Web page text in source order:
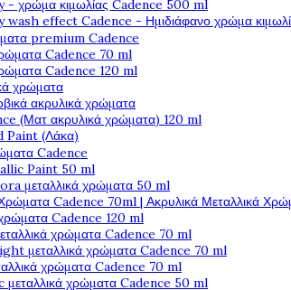
- χρώμα κιμωλίας Cadence 500 ml
wash effect Cadence - Ημιδιάφανο χρώμα
premium Cadence
Cadence 70 ml
Cadence 120 ml
χρώματα
ακρυλικά χρώματα
(Ματ ακρυλικά χρώματα) 120 ml
Paint (Λάκα)
Cadence
Paint 50 ml
μεταλλικά χρώματα 50 ml
Cadence 70ml | Ακρυλικά Μεταλλικά
Cadence 120 ml
χρώματα Cadence 70 ml
μεταλλικά χρώματα Cadence 70 ml
χρώματα Cadence 70 ml
χρώματα Cadence 50 ml